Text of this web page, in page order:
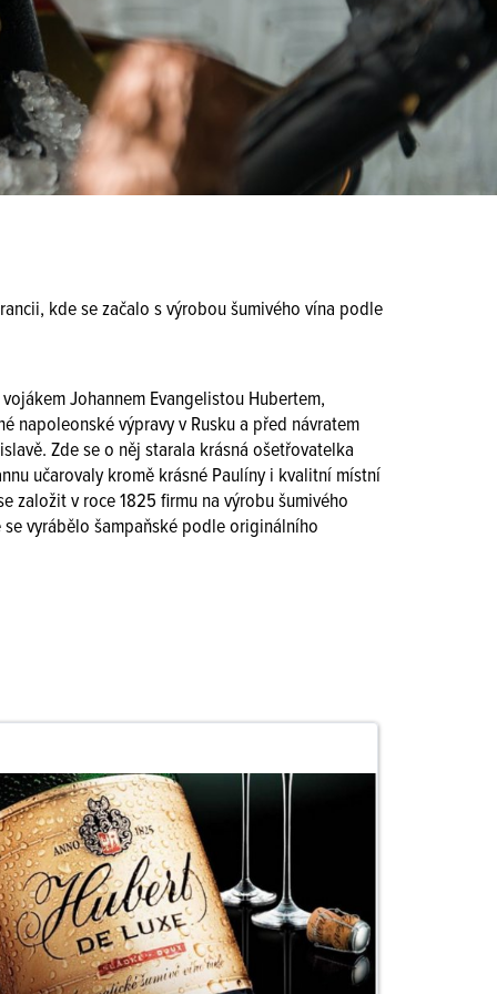
kde se začalo s výrobou šumivého vína podle
Johannem Evangelistou Hubertem,
napoleonské výpravy v Rusku a před návratem
Zde se o něj starala krásná ošetřovatelka
učarovaly kromě krásné Paulíny i kvalitní místní
založit v roce 1825 firmu na výrobu šumivého
vyrábělo šampaňské podle originálního